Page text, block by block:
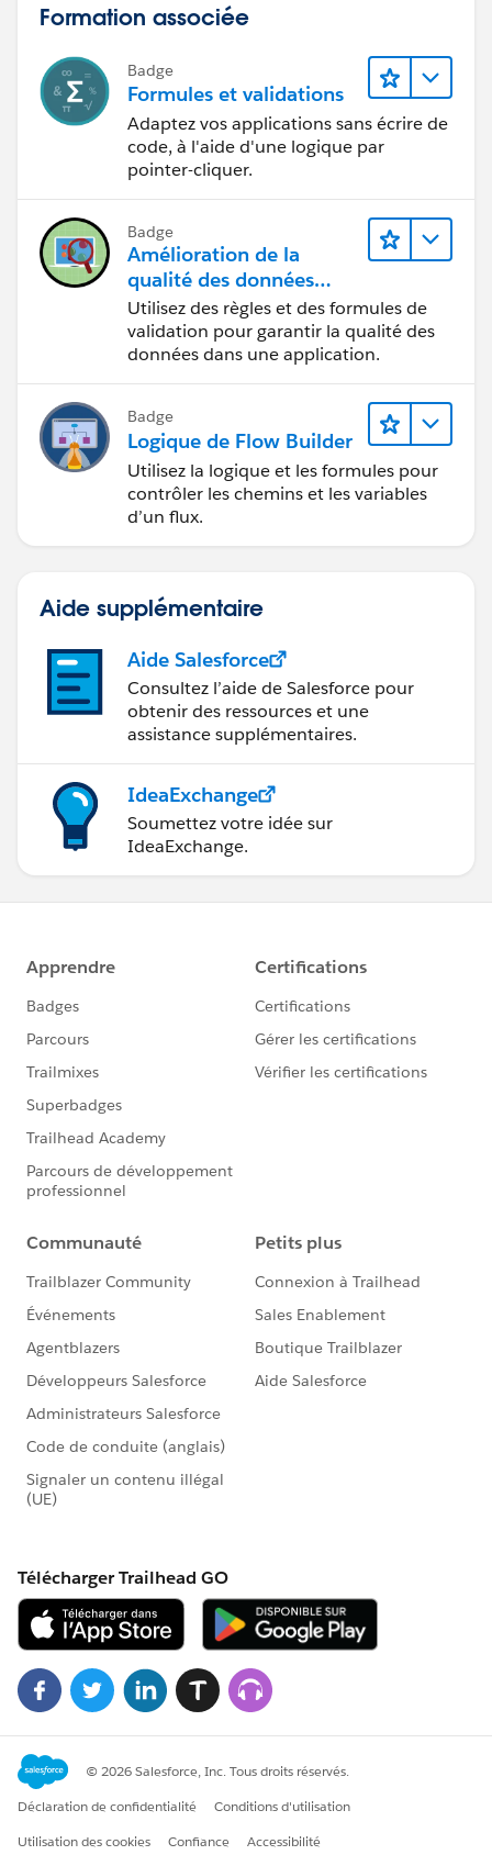
Formation associée
Badge
Formules et validations
Adaptez vos applications sans écrire de
code, à l'aide d'une logique par
pointer-cliquer.
Badge
Amélioration de la
qualité des données
pour une application de
recrutement
Utilisez des règles et des formules de
validation pour garantir la qualité des
données dans une application.
Badge
Logique de Flow Builder
Utilisez la logique et les formules pour
contrôler les chemins et les variables
d’un flux.
Aide supplémentaire
Aide Salesforce
Consultez l’aide de Salesforce pour
obtenir des ressources et une
assistance supplémentaires.
IdeaExchange
Soumettez votre idée sur
IdeaExchange.